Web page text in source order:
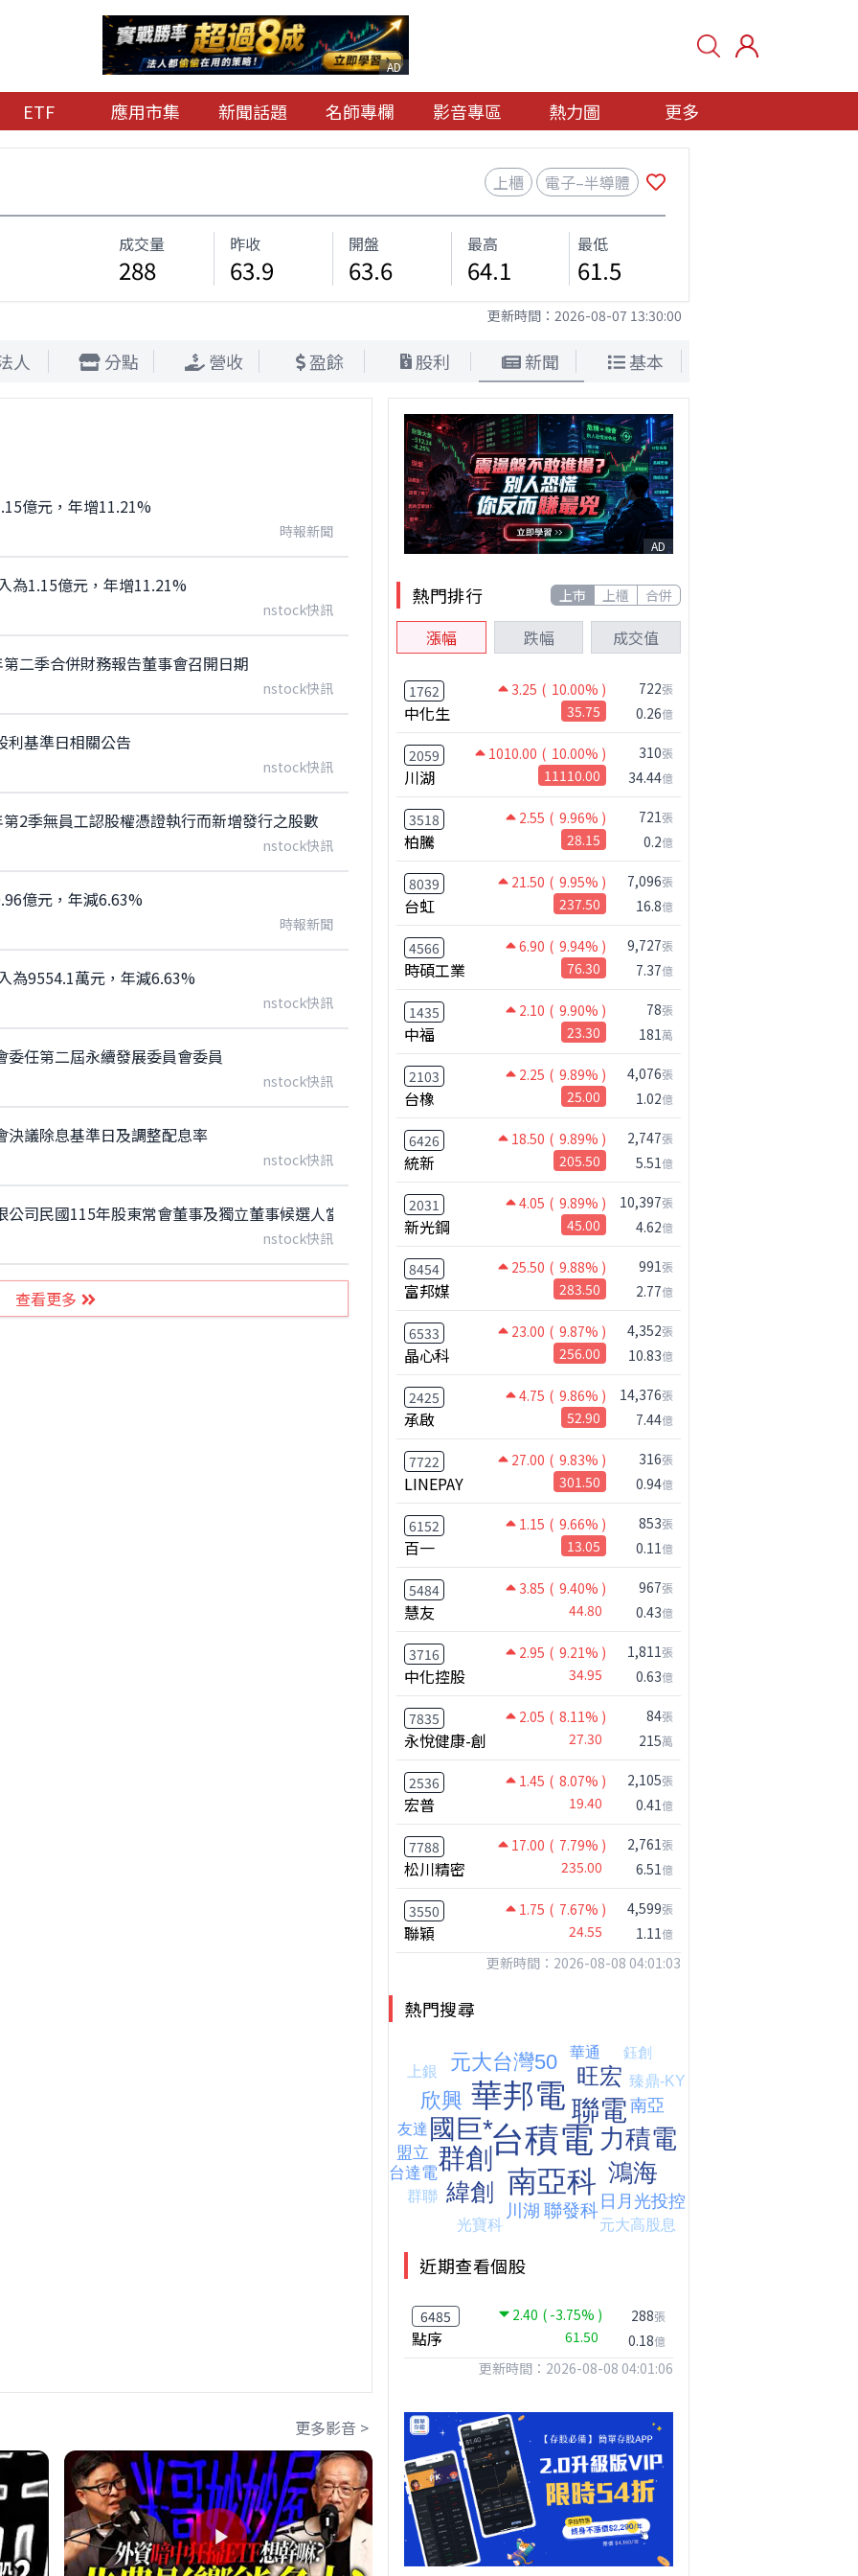
AD
ETF 應用市集 新聞話題 名師專欄 影音專區 熱力圖 更多
上櫃 電子–半導體
成交量
288
昨收
63.9
開盤
63.6
最高
64.1
最低
61.5
更新時間： 2026-08-07 13:30:00
人 分點 營收 盈餘 股利 新聞 基本
億元，年增11.21%
時報新聞
為1.15億元，年增11.21%
nstock快訊
二季合併財務報告董事會召開日期
nstock快訊
利基準日相關公告
nstock快訊
2季無員工認股權憑證執行而新增發行之股數
nstock快訊
億元，年減6.63%
時報新聞
為9554.1萬元，年減6.63%
nstock快訊
任第二屆永續發展委員會委員
nstock快訊
決議除息基準日及調整配息率
nstock快訊
司民國115年股東常會董事及獨立董事候選人當選情形公告
nstock快訊
查看更多
更多影音 >
AD
熱門排行 上市 上櫃 合併
漲幅 跌幅 成交值
1762 3.25 ( 10.00% )
中化生 35.75
722張
0.26億
2059 1010.00 ( 10.00% )
川湖 11110.00
310張
34.44億
3518 2.55 ( 9.96% )
柏騰 28.15
721張
0.2億
8039 21.50 ( 9.95% )
台虹 237.50
7,096張
16.8億
4566 6.90 ( 9.94% )
時碩工業 76.30
9,727張
7.37億
1435 2.10 ( 9.90% )
中福 23.30
78張
181萬
2103 2.25 ( 9.89% )
台橡 25.00
4,076張
1.02億
6426 18.50 ( 9.89% )
統新 205.50
2,747張
5.51億
2031 4.05 ( 9.89% )
新光鋼 45.00
10,397張
4.62億
8454 25.50 ( 9.88% )
富邦媒 283.50
991張
2.77億
6533 23.00 ( 9.87% )
晶心科 256.00
4,352張
10.83億
2425 4.75 ( 9.86% )
承啟 52.90
14,376張
7.44億
7722 27.00 ( 9.83% )
LINEPAY 301.50
316張
0.94億
6152 1.15 ( 9.66% )
百一 13.05
853張
0.11億
5484 3.85 ( 9.40% )
慧友 44.80
967張
0.43億
3716 2.95 ( 9.21% )
中化控股 34.95
1,811張
0.63億
7835 2.05 ( 8.11% )
永悅健康-創 27.30
84張
215萬
2536 1.45 ( 8.07% )
宏普 19.40
2,105張
0.41億
7788 17.00 ( 7.79% )
松川精密 235.00
2,761張
6.51億
3550 1.75 ( 7.67% )
聯穎 24.55
4,599張
1.11億
更新時間：2026-08-08 04:01:03
熱門搜尋
近期查看個股
6485 2.40 ( -3.75% )
點序 61.50
288張
0.18億
更新時間：2026-08-08 04:01:06